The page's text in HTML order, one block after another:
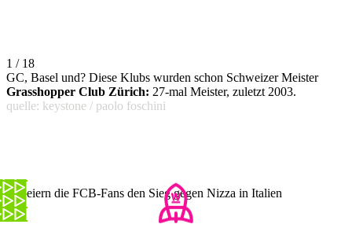
1 / 18
GC, Basel und? Diese Klubs wurden schon Schweizer Meister
Grasshopper Club Zürich: 27-mal Meister, zuletzt 2003.
quelle: keystone / paolo foschini
So feiern die FCB-Fans den Sieg gegen Nizza in Italien